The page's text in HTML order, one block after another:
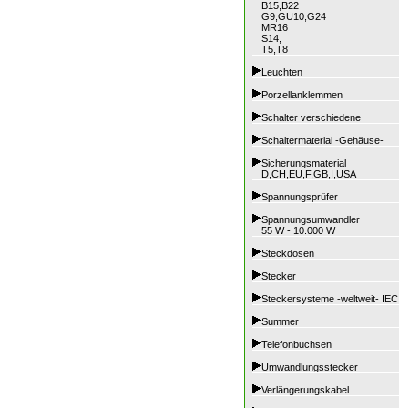
B15,B22
G9,GU10,G24
MR16
S14,
T5,T8
Leuchten
Porzellanklemmen
Schalter verschiedene
Schaltermaterial -Gehäuse-
Sicherungsmaterial
D,CH,EU,F,GB,I,USA
Spannungsprüfer
Spannungsumwandler
55 W - 10.000 W
Steckdosen
Stecker
Steckersysteme -weltweit- IEC
Summer
Telefonbuchsen
Umwandlungsstecker
Verlängerungskabel